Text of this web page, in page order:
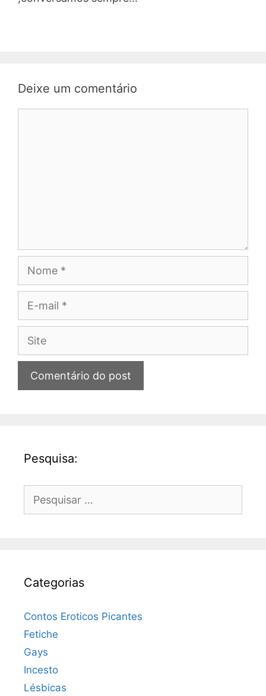
Deixe um comentário
Site
Pesquisa:
por:
Categorias
Contos Eroticos Picantes
Fetiche
Gays
Incesto
Lésbicas